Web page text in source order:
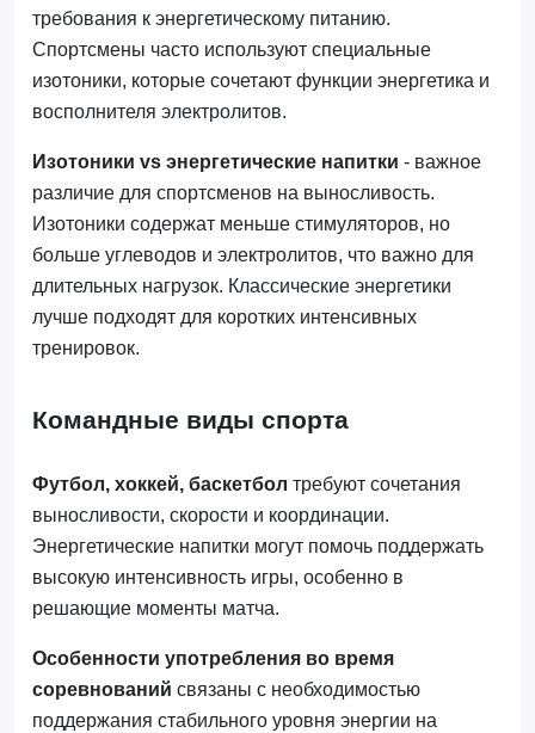
требования к энергетическому питанию.
Спортсмены часто используют специальные
изотоники, которые сочетают функции энергетика и
восполнителя электролитов.
Изотоники vs энергетические напитки - важное
различие для спортсменов на выносливость.
Изотоники содержат меньше стимуляторов, но
больше углеводов и электролитов, что важно для
длительных нагрузок. Классические энергетики
лучше подходят для коротких интенсивных
тренировок.
Командные виды спорта
Футбол, хоккей, баскетбол требуют сочетания
выносливости, скорости и координации.
Энергетические напитки могут помочь поддержать
высокую интенсивность игры, особенно в
решающие моменты матча.
Особенности употребления во время
соревнований связаны с необходимостью
поддержания стабильного уровня энергии на